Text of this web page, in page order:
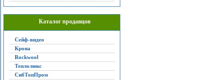
Каталог продавцов
Сейф-видео
Крона
Rockwool
Теплолюкс
СибТопПром